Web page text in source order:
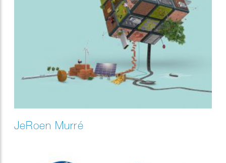
JeRoen Murré